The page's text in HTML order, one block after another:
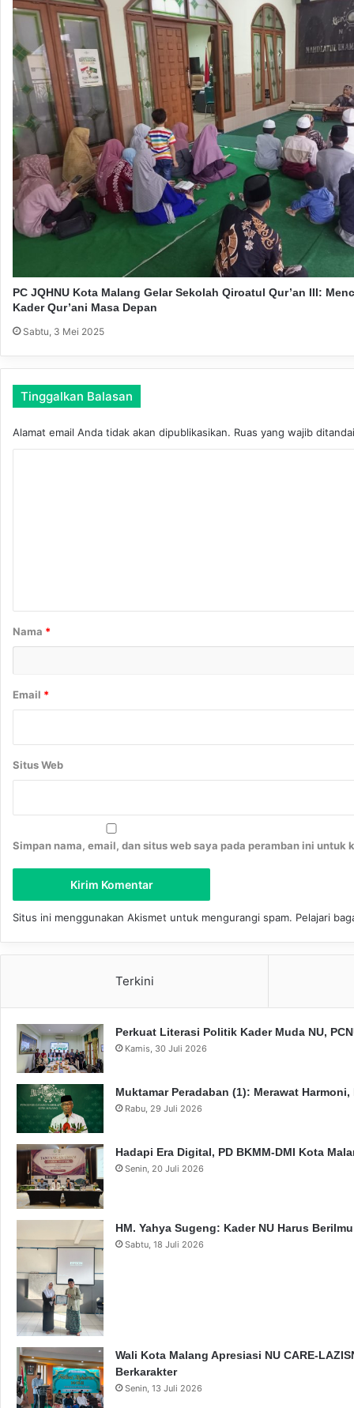
B
h
a
g
i
a
PC JQHNU Kota Malang Gelar Sekolah Qiroatul Qur’an III:
Kader Qur’ani Masa Depan
Sabtu, 3 Mei 2025
Tinggalkan Balasan
Alamat email Anda tidak akan dipublikasikan. Ruas yang wajib
r
*
Nama *
Email *
Situs Web
Simpan nama, email, dan situs web saya pada peramban ini untuk
Situs ini menggunakan Akismet untuk mengurangi spam. Pelajari
Terkini
Perkuat Literasi Politik Kader Muda NU,
Kamis, 30 Juli 2026
Muktamar Peradaban (1): Merawat
Rabu, 29 Juli 2026
Hadapi Era Digital, PD BKMM-DMI Kota
Senin, 20 Juli 2026
HM. Yahya Sugeng: Kader NU Harus
Sabtu, 18 Juli 2026
Wali Kota Malang Apresiasi NU CARE-
Berkarakter
Senin, 13 Juli 2026